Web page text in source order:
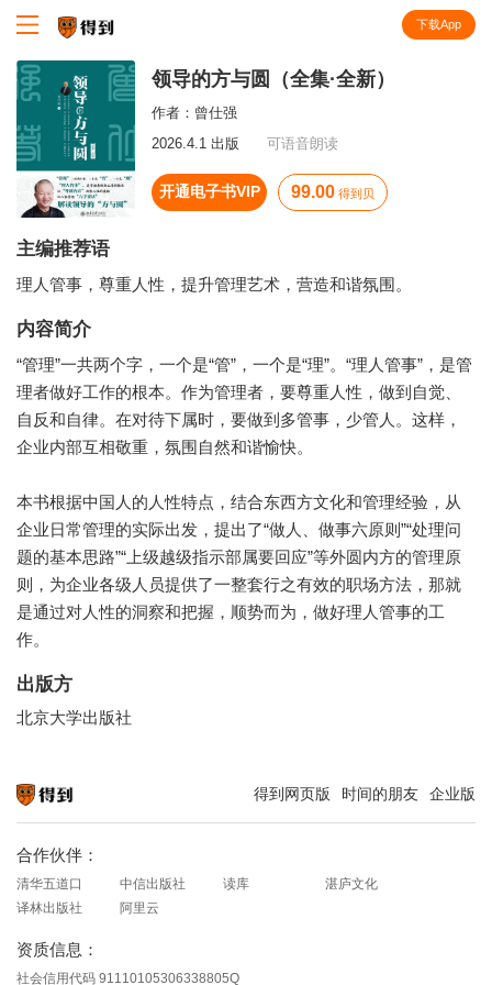
下载App
领导的方与圆（全集·全新）
作者： 曾仕强
2026.4.1 出版
可语音朗读
开通电子书VIP 99.00 得到贝
主编推荐语
理人管事，尊重人性，提升管理艺术，营造和谐氛围。
内容简介
“管理”一共两个字，一个是“管”，一个是“理”。“理人管事”，是管
理者做好工作的根本。作为管理者，要尊重人性，做到自觉、
自反和自律。在对待下属时，要做到多管事，少管人。这样，
企业内部互相敬重，氛围自然和谐愉快。
本书根据中国人的人性特点，结合东西方文化和管理经验，从
企业日常管理的实际出发，提出了“做人、做事六原则”“处理问
题的基本思路”“上级越级指示部属要回应”等外圆内方的管理原
则，为企业各级人员提供了一整套行之有效的职场方法，那就
是通过对人性的洞察和把握，顺势而为，做好理人管事的工
作。
出版方
北京大学出版社
得到网页版 时间的朋友 企业版
合作伙伴：
清华五道口 中信出版社 读库
湛庐文化
译林出版社
阿里云
资质信息：
社会信用代码 91110105306338805Q